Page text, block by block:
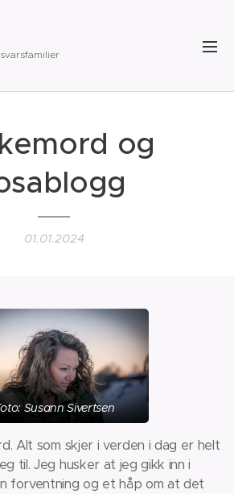
og
01.01.2024
Susann Sivertsen
Alt som skjer i verden i dag er helt
til. Jeg husker at jeg gikk inn i
forventning og et håp om at det